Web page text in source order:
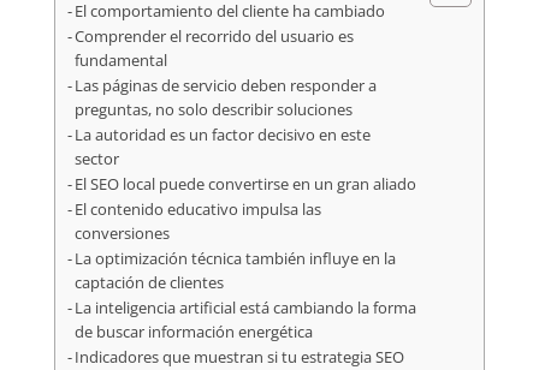
El comportamiento del cliente ha cambiado
Comprender el recorrido del usuario es
fundamental
Las páginas de servicio deben responder a
preguntas, no solo describir soluciones
La autoridad es un factor decisivo en este
sector
El SEO local puede convertirse en un gran aliado
El contenido educativo impulsa las
conversiones
La optimización técnica también influye en la
captación de clientes
La inteligencia artificial está cambiando la forma
de buscar información energética
Indicadores que muestran si tu estrategia SEO